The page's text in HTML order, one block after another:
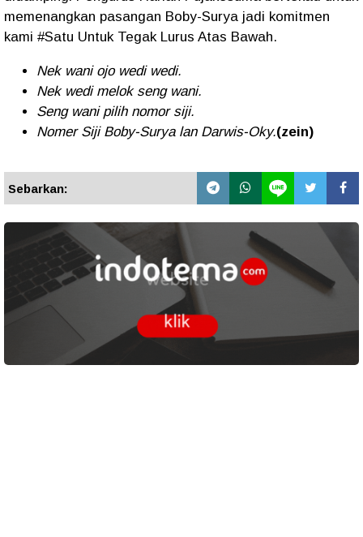
memenangkan pasangan Boby-Surya jadi komitmen
kami #Satu Untuk Tegak Lurus Atas Bawah.
Nek wani ojo wedi wedi.
Nek wedi melok seng wani.
Seng wani pilih nomor siji.
Nomer Siji Boby-Surya lan Darwis-Oky.(zein)
Sebarkan: